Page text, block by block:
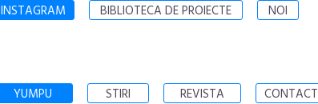
INSTAGRAM BIBLIOTECA DE PROIECTE NOI
YUMPU STIRI REVISTA CONTACT